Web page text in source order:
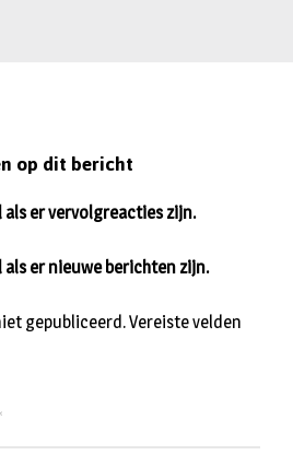
op dit bericht
gepubliceerd.Vereiste velden
er vervolgreacties zijn.
er nieuwe berichten zijn.